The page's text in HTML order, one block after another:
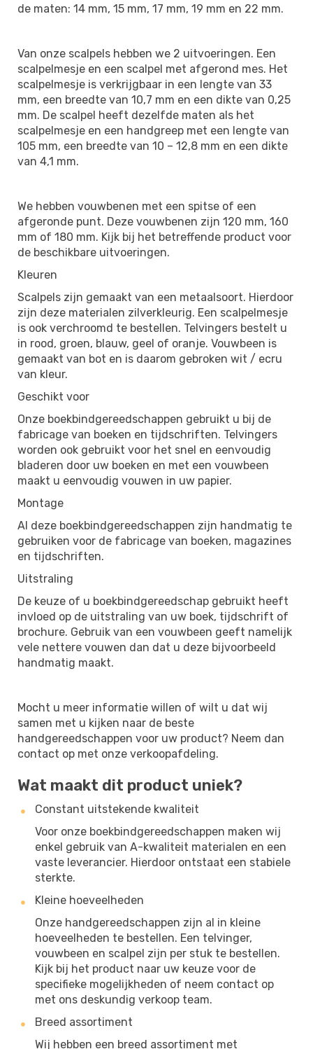
de maten: 14 mm, 15 mm, 17 mm, 19 mm en 22 mm.
Van onze scalpels hebben we 2 uitvoeringen. Een
scalpelmesje en een scalpel met afgerond mes. Het
scalpelmesje is verkrijgbaar in een lengte van 33
mm, een breedte van 10,7 mm en een dikte van 0,25
mm. De scalpel heeft dezelfde maten als het
scalpelmesje en een handgreep met een lengte van
105 mm, een breedte van 10 – 12,8 mm en een dikte
van 4,1 mm.
We hebben vouwbenen met een spitse of een
afgeronde punt. Deze vouwbenen zijn 120 mm, 160
mm of 180 mm. Kijk bij het betreffende product voor
de beschikbare uitvoeringen.
Kleuren
Scalpels zijn gemaakt van een metaalsoort. Hierdoor
zijn deze materialen zilverkleurig. Een scalpelmesje
is ook verchroomd te bestellen. Telvingers bestelt u
in rood, groen, blauw, geel of oranje. Vouwbeen is
gemaakt van bot en is daarom gebroken wit / ecru
van kleur.
Geschikt voor
Onze boekbindgereedschappen gebruikt u bij de
fabricage van boeken en tijdschriften. Telvingers
worden ook gebruikt voor het snel en eenvoudig
bladeren door uw boeken en met een vouwbeen
maakt u eenvoudig vouwen in uw papier.
Montage
Al deze boekbindgereedschappen zijn handmatig te
gebruiken voor de fabricage van boeken, magazines
en tijdschriften.
Uitstraling
De keuze of u boekbindgereedschap gebruikt heeft
invloed op de uitstraling van uw boek, tijdschrift of
brochure. Gebruik van een vouwbeen geeft namelijk
vele nettere vouwen dan dat u deze bijvoorbeeld
handmatig maakt.
Mocht u meer informatie willen of wilt u dat wij
samen met u kijken naar de beste
handgereedschappen voor uw product? Neem dan
contact op met onze verkoopafdeling.
Wat maakt dit product uniek?
Constant uitstekende kwaliteit
Voor onze boekbindgereedschappen maken wij
enkel gebruik van A-kwaliteit materialen en een
vaste leverancier. Hierdoor ontstaat een stabiele
sterkte.
Kleine hoeveelheden
Onze handgereedschappen zijn al in kleine
hoeveelheden te bestellen. Een telvinger,
vouwbeen en scalpel zijn per stuk te bestellen.
Kijk bij het product naar uw keuze voor de
specifieke mogelijkheden of neem contact op
met ons deskundig verkoop team.
Breed assortiment
Wij hebben een breed assortiment met